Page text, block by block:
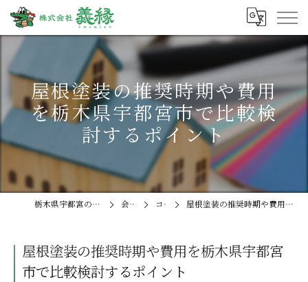
屋根塗装の推奨時期や費用
を栃木県宇都宮市で比較検
討するポイント
栃木県宇都宮の外壁塗装なら株式会社義縁 会社概要 コラム 屋根塗装の推奨時期や費用を栃木県宇都宮市で比較検討するポイント
屋根塗装の推奨時期や費用を栃木県宇都宮
市で比較検討するポイント